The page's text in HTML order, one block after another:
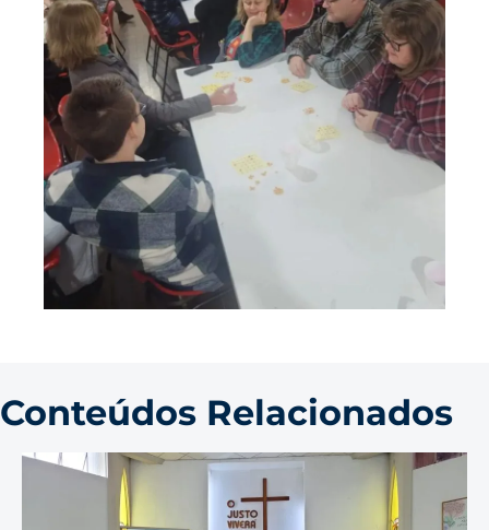
Conteúdos Relacionados